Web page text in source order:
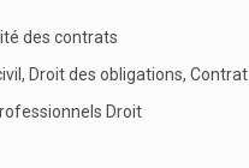
des contrats
, Droit des obligations, Contrat
Droit